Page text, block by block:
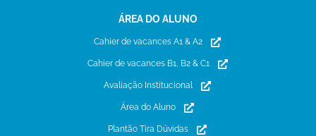
ÁREA DO ALUNO
Cahier de vacances A1 & A2
Cahier de vacances B1, B2 & C1
Avaliação Institucional
Área do Aluno
Plantão Tira Dúvidas